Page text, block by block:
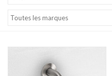
Toilettes
Robinets & vidanges